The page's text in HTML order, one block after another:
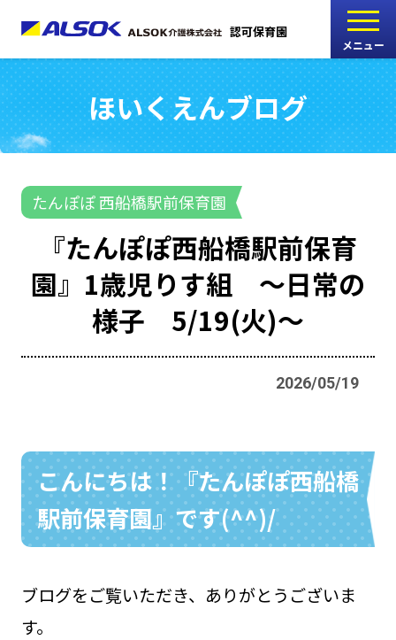
認可保育園
メニュー
こどもの家
志木中宗岡保育園
たんぽぽ
西船橋駅前保育園
たんぽぽ
海神町南保育園
採用情報
048-631-3721 お問い合わせ
ほいくえんブログ
たんぽぽ 西船橋駅前保育園
『たんぽぽ西船橋駅前保育
園』1歳児りす組 ～日常の
様子 5/19(火)～
2026/05/19
こんにちは！『たんぽぽ西船橋
駅前保育園』です(^^)/
ブログをご覧いただき、ありがとうございま
す。